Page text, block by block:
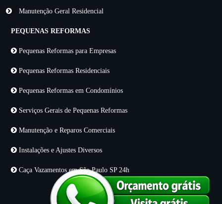
Manutenção Geral Residencial
PEQUENAS REFORMAS
Pequenas Reformas para Empresas
Pequenas Reformas Residenciais
Pequenas Reformas em Condomínios
Serviços Gerais de Pequenas Reformas
Manutenção e Reparos Comerciais
Instalações e Ajustes Diversos
Caça Vazamentos em São Paulo SP 24h